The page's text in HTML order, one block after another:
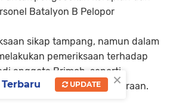
Batalyon B Pelopor
sikap tampang, namun dalam
pemeriksaan terhadap
anggota Brimob, seperti
juga kelengkapan kendaraan.
×
UPDATE